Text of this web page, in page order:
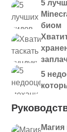
5
биом
5